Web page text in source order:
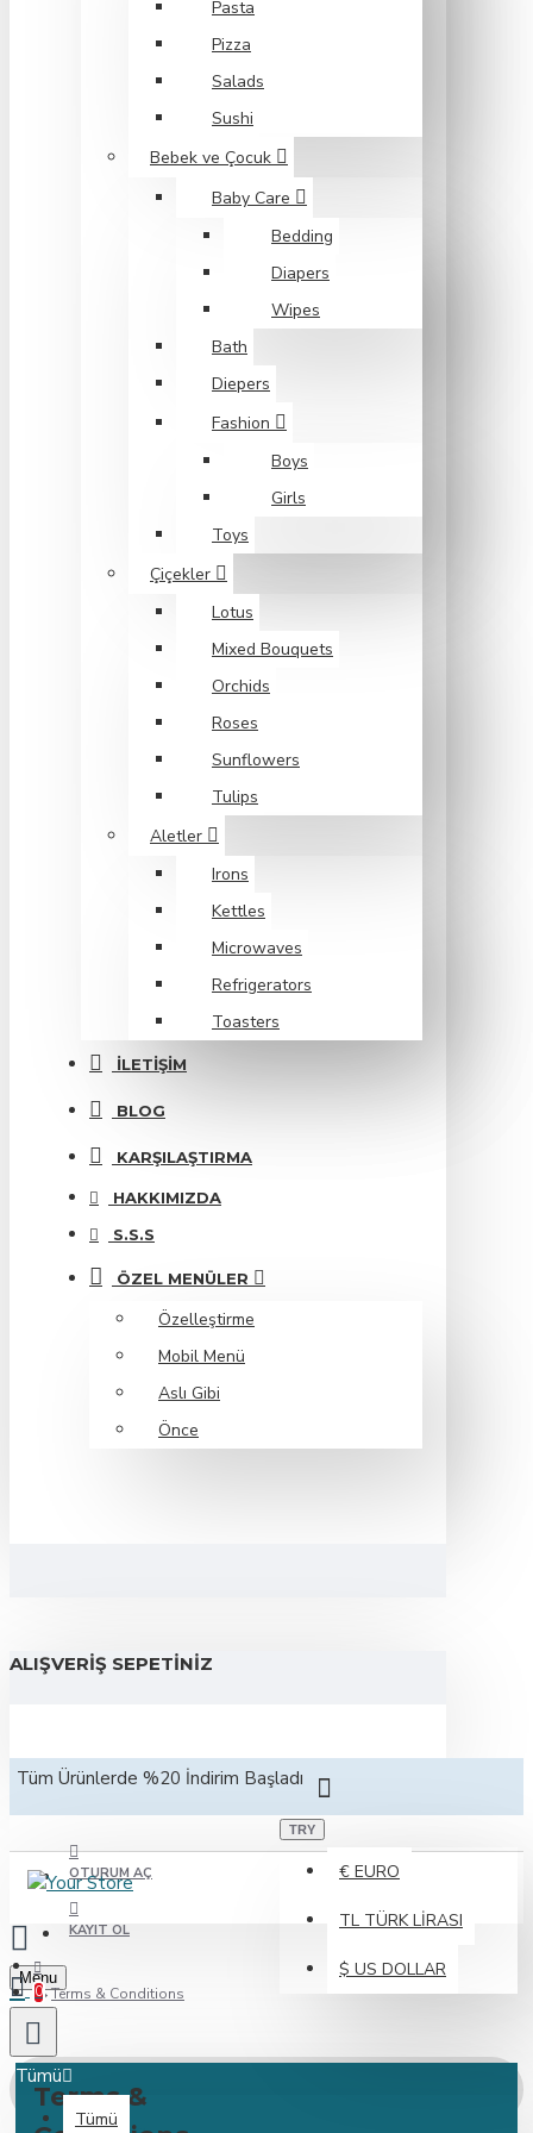
Pasta
Pizza
Salads
Sushi
Bebek ve Çocuk
Baby Care
Bedding
Diapers
Wipes
Bath
Diepers
Fashion
Boys
Girls
Toys
Çiçekler
Lotus
Mixed Bouquets
Orchids
Roses
Sunflowers
Tulips
Aletler
Irons
Kettles
Microwaves
Refrigerators
Toasters
İLETIŞIM
BLOG
KARŞILAŞTIRMA
HAKKIMIZDA
S.S.S
ÖZEL MENÜLER
Özelleştirme
Mobil Menü
Aslı Gibi
Önce
ALIŞVERIŞ SEPETINIZ
Tüm Ürünlerde %20 İndirim Başladı
OTURUM AÇ
KAYIT OL
TRY
€ EURO
TL TÜRK LIRASI
$ US DOLLAR
Menu
0
Tümü
Tümü
Terms & Conditions
Terms &